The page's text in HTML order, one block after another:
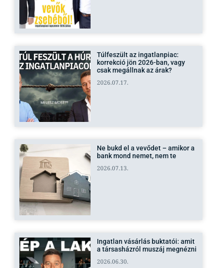
Túlfeszült az ingatlanpiac:
korrekció jön 2026-ban, vagy
csak megállnak az árak?
2026.07.17.
Ne bukd el a vevődet – amikor a
bank mond nemet, nem te
2026.07.13.
Ingatlan vásárlás buktatói: amit
a társasházról muszáj megnézni
2026.06.30.